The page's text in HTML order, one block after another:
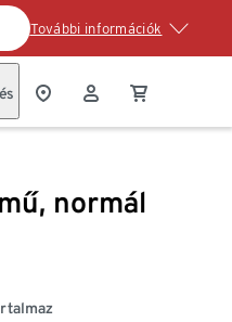
További információk
normál